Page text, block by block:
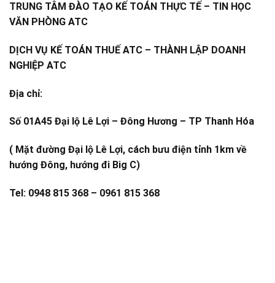
TRUNG TÂM ĐÀO TẠO KẾ TOÁN THỰC TẾ – TIN HỌC
VĂN PHÒNG ATC
DỊCH VỤ KẾ TOÁN THUẾ ATC – THÀNH LẬP DOANH
NGHIỆP ATC
Địa chỉ:
Số 01A45 Đại lộ Lê Lợi – Đông Hương – TP Thanh Hóa
( Mặt đường Đại lộ Lê Lợi, cách bưu điện tỉnh 1km về
hướng Đông, hướng đi Big C)
Tel: 0948 815 368 – 0961 815 368